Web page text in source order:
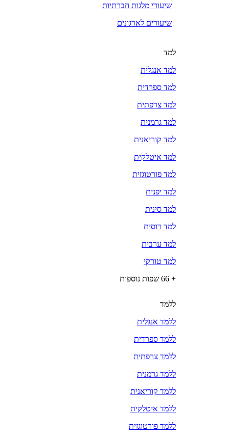
שיעורי מלגות חברתיות
שיעורים לארגונים
למד
למד אנגלית
למד ספרדית
למד צרפתית
למד גרמנית
למד קוריאנית
למד איטלקית
למד פורטוגזית
למד יפנית
למד סינית
למד רוסית
למד ערבית
למד טורקי
+ 66 שפות נוספות
ללמד
ללמד אנגלית
ללמד ספרדית
ללמד צרפתית
ללמד גרמנית
ללמד קוריאנית
ללמד איטלקית
ללמד פורטוגזית